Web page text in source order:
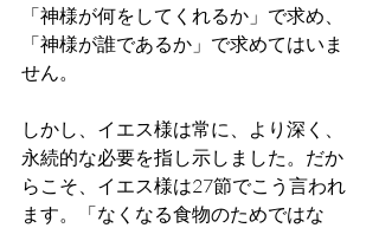
「神様が何をしてくれるか」で求め、
「神様が誰であるか」で求めてはいま
せん。
しかし、イエス様は常に、より深く、
永続的な必要を指し示しました。だか
らこそ、イエス様は27節でこう言われ
ます。「なくなる食物のためではな